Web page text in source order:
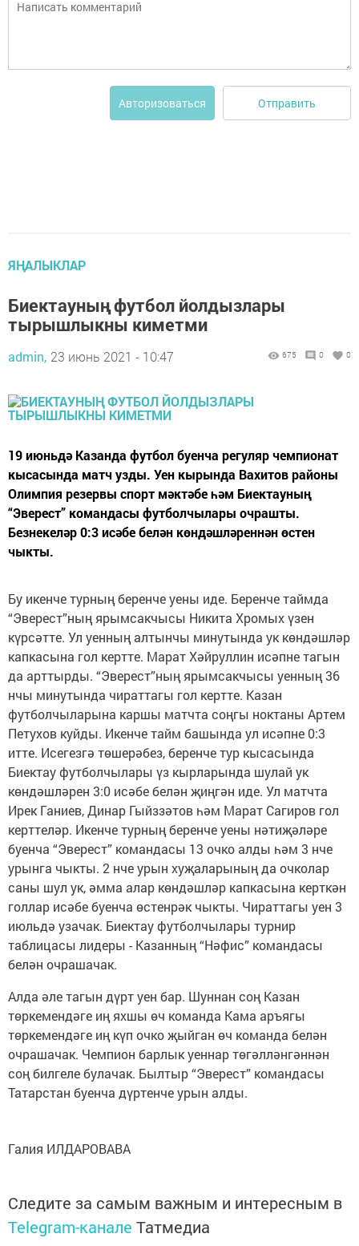
Авторизоваться Отправить
ЯҢАЛЫКЛАР
Биектауның футбол йолдызлары
тырышлыкны киметми
admin, 23 июнь 2021 - 10:47 675 0 0
19 июньдә Казанда футбол буенча регуляр чемпионат
кысасында матч узды. Уен кырында Вахитов районы
Олимпия резервы спорт мәктәбе һәм Биектауның
“Эверест” командасы футболчылары очрашты.
Безнекеләр 0:3 исәбе белән көндәшләреннән өстен
чыкты.
Бу икенче турның беренче уены иде. Беренче таймда
“Эверест”ның ярымсакчысы Никита Хромых үзен
күрсәтте. Ул уенның алтынчы минутында ук көндәшләр
капкасына гол кертте. Марат Хәйруллин исәпне тагын
да арттырды. “Эверест”ның ярымсакчысы уенның 36
нчы минутында чираттагы гол кертте. Казан
футболчыларына каршы матчта соңгы ноктаны Артем
Петухов куйды. Икенче тайм башында ул исәпне 0:3
итте. Исегезгә төшерәбез, беренче тур кысасында
Биектау футболчылары үз кырларында шулай ук
көндәшләрен 3:0 исәбе белән җиңгән иде. Ул матчта
Ирек Ганиев, Динар Гыйззәтов һәм Марат Сагиров гол
керттеләр. Икенче турның беренче уены нәтиҗәләре
буенча “Эверест” командасы 13 очко алды һәм 3 нче
урынга чыкты. 2 нче урын хуҗаларының да очколар
саны шул ук, әмма алар көндәшләр капкасына керткән
голлар исәбе буенча өстенрәк чыкты. Чираттагы уен 3
июльдә узачак. Биектау футболчылары турнир
таблицасы лидеры - Казанның “Нәфис” командасы
белән очрашачак.
Алда әле тагын дүрт уен бар. Шуннан соң Казан
төркемендәге иң яхшы өч команда Кама аръягы
төркемендәге иң күп очко җыйган өч команда белән
очрашачак. Чемпион барлык уеннар төгәлләнгәннән
соң билгеле булачак. Былтыр “Эверест” командасы
Татарстан буенча дүртенче урын алды.
Галия ИЛДАРОВАВА
Следите за самым важным и интересным в
Telegram-канале Татмедиа